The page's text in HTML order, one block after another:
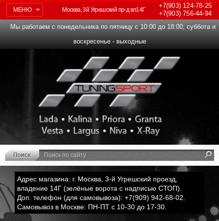
МЕНЮ
+7(903)124-78-25
+7(903)756-44-94
Москва, 3й Угрешский пр-д вл14Г
Мы работаем с понедельника по пятницу с 10:00 до 18:00, суббота и
воскресенье - выходные
Адрес магазина: г. Москва, 3-й Угрешский проезд,
владение 14Г (зелёные ворота с надписью СТОП).
Доп. телефон (для самовывоза): +7(909) 942-68-02.
Самовывоз в Москве: ПН-ПТ с 10-30 до 17-30.